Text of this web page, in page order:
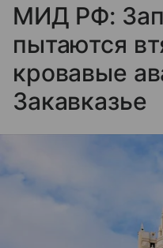
МИД РФ:
пытаются
кровавые
Закавказье